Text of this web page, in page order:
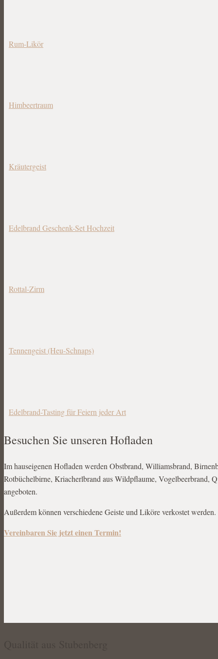
Rum-Likör
Himbeertraum
Kräutergeist
Edelbrand Geschenk-Set Hochzeit
Rottal-Zirm
Tennengeist (Heu-Schnaps)
Edelbrand-Tasting für Feiern jeder Art
Besuchen Sie unseren Hofladen
Im hauseigenen Hofladen werden Obstbrand, Williamsbrand,
Rotbüchelbirne, Kriacherlbrand aus Wildpflaume, Vogelbeerbrand,
angeboten.
Außerdem können verschiedene Geiste und Liköre verkostet
Vereinbaren Sie jetzt einen Termin!